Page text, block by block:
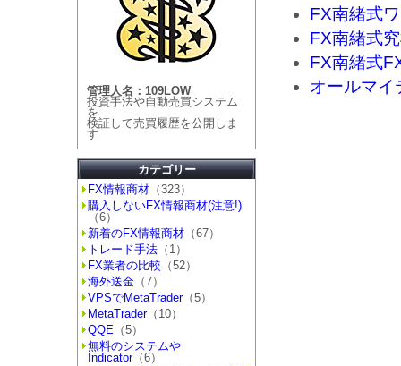
FX南緒式
FX南緒式
FX南緒式
オールマイ
管理人名：109LOW
投資手法や自動売買システム
を
検証して売買履歴を公開しま
す
カテゴリー
FX情報商材 （323）
購入しないFX情報商材(注意!)
（6）
新着のFX情報商材 （67）
トレード手法 （1）
FX業者の比較 （52）
海外送金 （7）
VPSでMetaTrader（5）
MetaTrader（10）
QQE （5）
無料のシステムや
Indicator（6）